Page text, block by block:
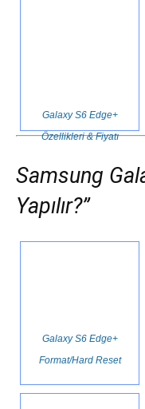
Galaxy S6 Edge+
Özellikleri & Fiyatı
Samsung
Yapılır?”
Galaxy S6 Edge+
Format/Hard Reset